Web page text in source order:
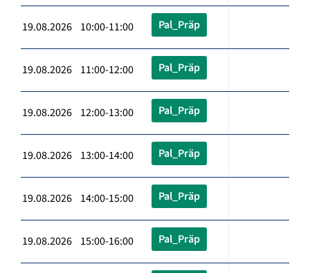
19.08.2026 10:00-11:00 Pal_Präp
19.08.2026 11:00-12:00 Pal_Präp
19.08.2026 12:00-13:00 Pal_Präp
19.08.2026 13:00-14:00 Pal_Präp
19.08.2026 14:00-15:00 Pal_Präp
19.08.2026 15:00-16:00 Pal_Präp